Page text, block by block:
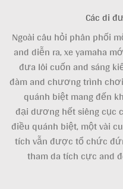
Các di
Ngoài câu hỏi phân phối
and diễn ra, xe yamaha
đưa lôi cuốn and sáng
đàm and chương trình
quánh biệt mang đến
đại dương hết siêng cục
điều quánh biệt, một vài
tích vẫn được tổ chức
tham da tích cực and